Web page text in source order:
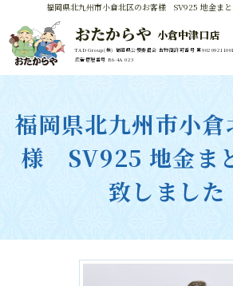
福岡県北九州市小倉北区のお客様 SV925 地金ま
おたからや 小倉中津口店
TAD Group(株) 福岡県公安委員会 古物商許可番号 第
広告管理番号 R6-4A 023
福岡県北九州市小
様 SV925 地金ま
致しました